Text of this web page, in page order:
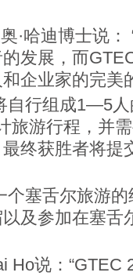
·哈迪博士说：
发展，而
企业家的完美
自行组成1—5
旅游行程，并
终获胜者将提
个塞舌尔旅游
及参加在塞舌
Ho说：“GTEC